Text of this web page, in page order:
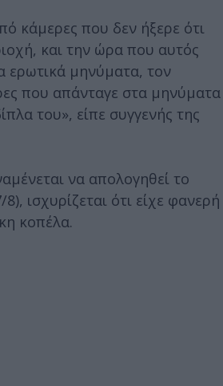
κάμερες που δεν ήξερε ότι
και την ώρα που αυτός
ερωτικά μηνύματα, τον
που απάνταγε στα μηνύματα
του», είπε συγγενής της
να απολογηθεί το
ισχυρίζεται ότι είχε φανερή
κοπέλα.